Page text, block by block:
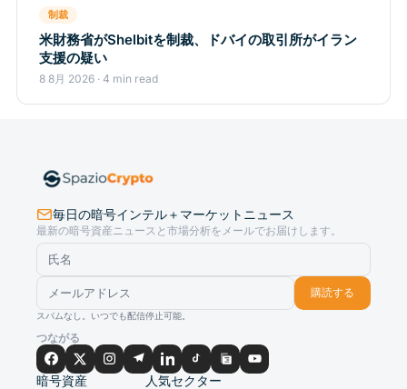
制裁
米財務省がShelbitを制裁、ドバイの取引所がイラン
支援の疑い
8 8月 2026 · 4 min read
毎日の暗号インテル＋マーケットニュース
最新の暗号資産ニュースと市場分析をメールでお届けします。
購読する
スパムなし。いつでも配信停止可能。
つながる
暗号資産 人気セクター